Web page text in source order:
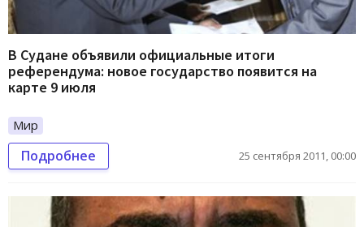
В Судане объявили официальные итоги
референдума: новое государство появится на
карте 9 июля
Мир
Подробнее 25 сентября 2011, 00:00